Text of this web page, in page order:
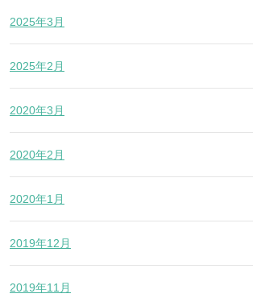
2025年3月
2025年2月
2020年3月
2020年2月
2020年1月
2019年12月
2019年11月